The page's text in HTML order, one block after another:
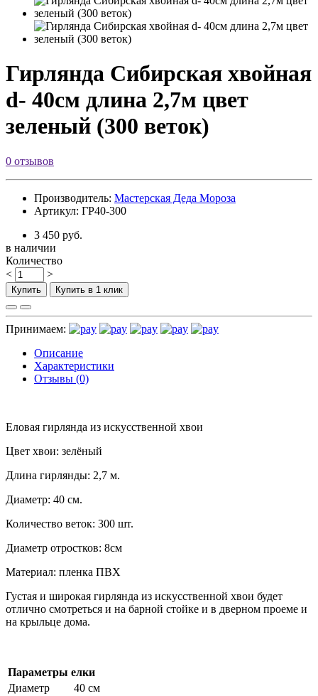
Гирлянда Сибирская хвойная
d- 40см длина 2,7м цвет
зеленый (300 веток)
0 отзывов
Производитель: Мастерская Деда Мороза
Артикул: ГР40-300
3 450 руб.
в наличии
Количество
<
>
Купить Купить в 1 клик
Принимаем:
Описание
Характеристики
Отзывы (0)
Еловая гирлянда из искусственной хвои
Цвет хвои: зелёный
Длина гирлянды: 2,7 м.
Диаметр: 40 см.
Количество веток: 300 шт.
Диаметр отростков: 8см
Материал: пленка ПВХ
Густая и широкая гирлянда из искусственной хвои будет
отлично смотреться и на барной стойке и в дверном проеме и
на крыльце дома.
Параметры елки
Диаметр
40 см